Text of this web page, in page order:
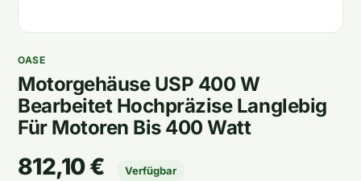
OASE
Motorgehäuse USP 400 W
Bearbeitet Hochpräzise Langlebig
Für Motoren Bis 400 Watt
812,10 € Verfügbar